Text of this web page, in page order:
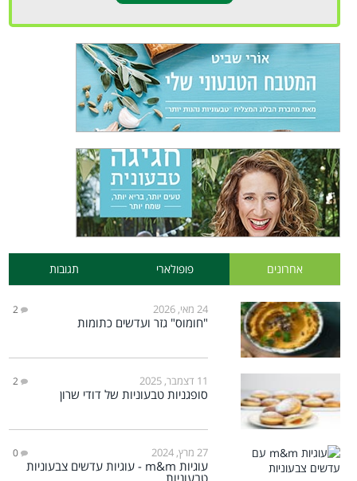
אחרונים פופולארי תגובות
24 מאי, 2026 2
"חומוס" גזר ועדשים כתומות
11 דצמבר, 2025 2
סופגניות טבעוניות של דודי שרון
27 מרץ, 2024 0
עוגיות m&m - עוגיות עדשים צבעוניות
טבעוניות